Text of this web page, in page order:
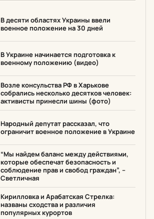
В десяти областях Украины ввели
военное положение на 30 дней
В Украине начинается подготовка к
военному положению (видео)
Возле консульства РФ в Харькове
собрались несколько десятков человек:
активисты принесли шины (фото)
Народный депутат рассказал, что
ограничит военное положение в Украине
“Мы найдем баланс между действиями,
которые обеспечат безопасность и
соблюдение прав и свобод граждан”, –
Светличная
Кирилловка и Арабатская Стрелка:
названы сходства и различия
популярных курортов